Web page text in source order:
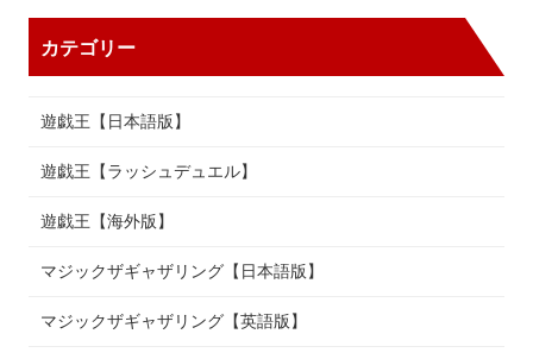
カテゴリー
遊戯王【日本語版】
遊戯王【ラッシュデュエル】
遊戯王【海外版】
マジックザギャザリング【日本語版】
マジックザギャザリング【英語版】